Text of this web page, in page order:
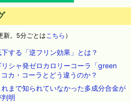
新。5分ごとは こちら ）
する「逆フリン効果」とは？
シャ発ゼロカロリーコーラ「green
カ・コーラとどう違うのか？
まで知られていなかった多成分合金が
明